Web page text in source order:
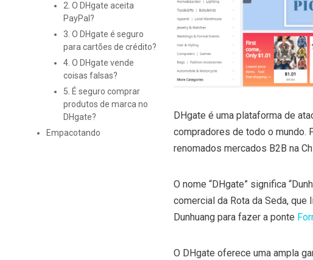
2. O DHgate aceita
PayPal?
3. O DHgate é seguro
para cartões de crédito?
4. O DHgate vende
coisas falsas?
5. É seguro comprar
produtos de marca no
DHgate?
Empacotando
DHgate é uma plataforma de
compradores de todo o mundo.
renomados mercados B2B na
O nome “DHgate” significa
comercial da Rota da Seda, que
Dunhuang para fazer a ponte
O DHgate oferece uma ampla